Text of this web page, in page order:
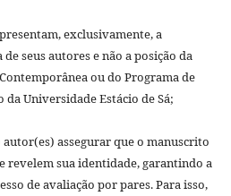
exclusivamente, a
seus autores e não a posição da
ou do Programa de
da Universidade Estácio de Sá;
assegurar que o manuscrito
revelem sua identidade, garantindo a
de avaliação por pares. Para isso,